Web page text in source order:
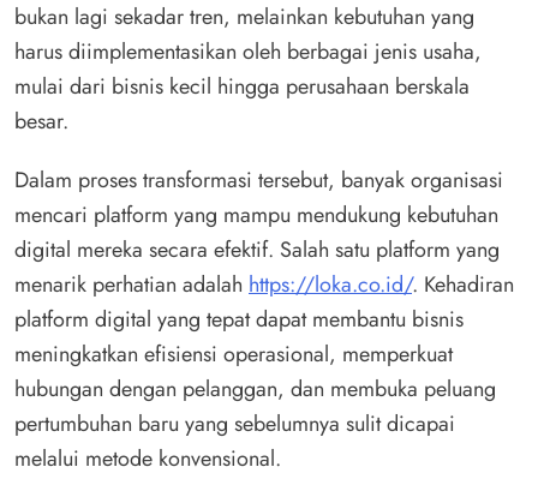
bukan lagi sekadar tren, melainkan kebutuhan yang
harus diimplementasikan oleh berbagai jenis usaha,
mulai dari bisnis kecil hingga perusahaan berskala
besar.
Dalam proses transformasi tersebut, banyak organisasi
mencari platform yang mampu mendukung kebutuhan
digital mereka secara efektif. Salah satu platform yang
menarik perhatian adalah https://loka.co.id/. Kehadiran
platform digital yang tepat dapat membantu bisnis
meningkatkan efisiensi operasional, memperkuat
hubungan dengan pelanggan, dan membuka peluang
pertumbuhan baru yang sebelumnya sulit dicapai
melalui metode konvensional.